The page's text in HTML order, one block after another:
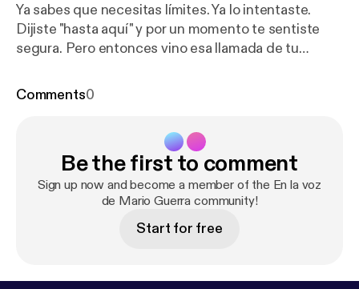
Ya sabes que necesitas límites. Ya lo intentaste.
Dijiste "hasta aquí" y por un momento te sentiste
segura. Pero entonces vino esa llamada de tu
hijo... y cediste otra vez 😔 En este episodio no te
desploman justamente con quienes más amas, qué
mecanismos internos los sabotean y qué puedes
hacer para empezar a sostenerlos sin culpa. Porque
el amor real no pide que te borres 🎧 Escúchalo
ahora y descubre lo que nadie te dice sobre los
acast.com/privacy [https://acast.com/privacy] for
Comments0
Be the first to comment
Sign up now and become a member of the En la voz
de Mario Guerra community!
Start for free